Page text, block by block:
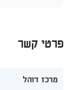
פרטי קשר
מרכז דוהל